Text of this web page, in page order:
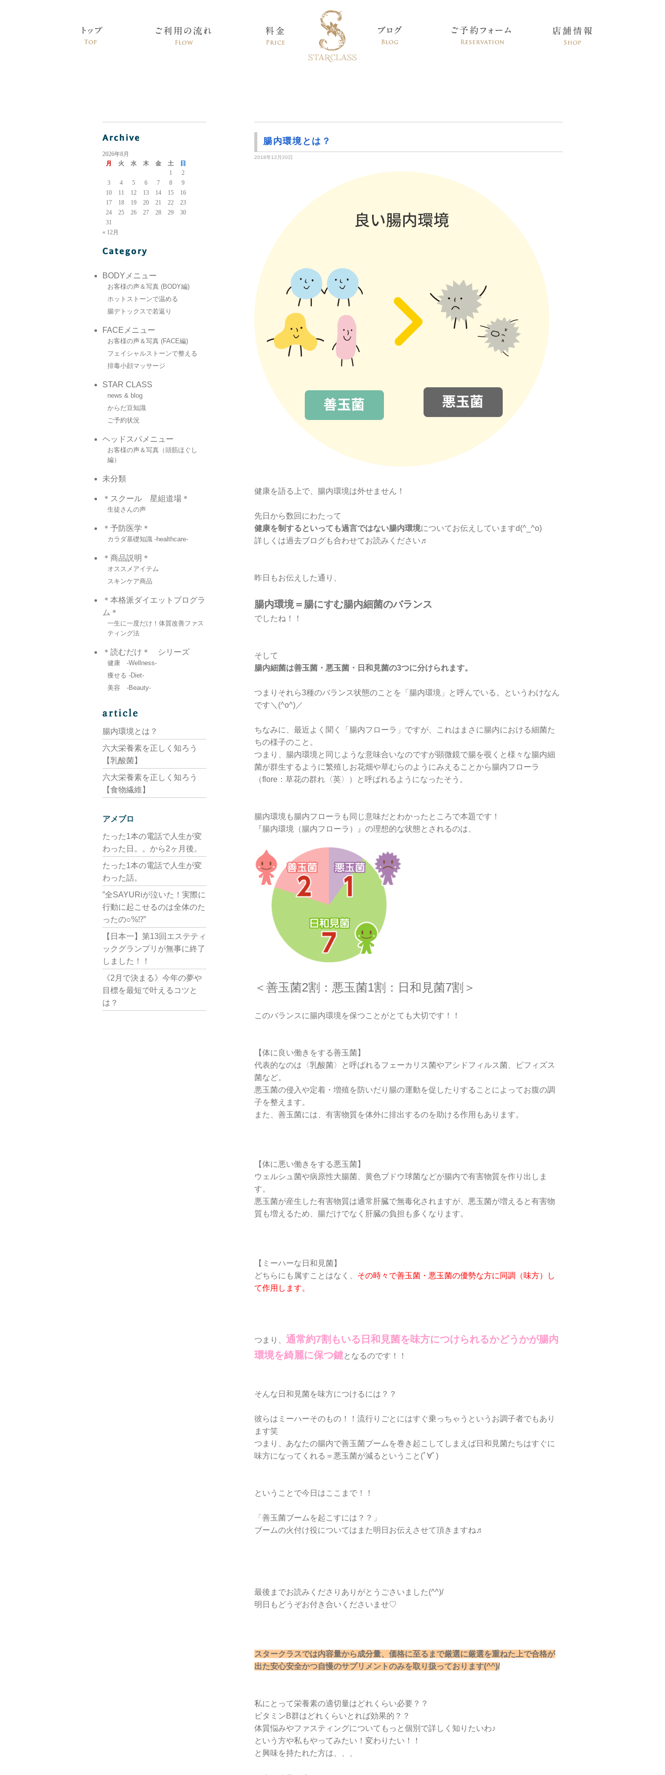
腸内環境とは？
2018年12月20日
健康を語る上で、腸内環境は外せません！
先日から数回にわたって
健康を制するといっても過言ではない腸内環境についてお伝えしていますd(^_^o)
詳しくは過去ブログも合わせてお読みください♬
昨日もお伝えした通り、
腸内環境＝腸にすむ腸内細菌のバランス
でしたね！！
そして
腸内細菌は善玉菌・悪玉菌・日和見菌の3つに分けられます。
つまりそれら3種のバランス状態のことを「腸内環境」と呼んでいる。というわけなん
です＼(^o^)／
ちなみに、最近よく聞く「腸内フローラ」ですが、これはまさに腸内における細菌た
ちの様子のこと。
つまり、腸内環境と同じような意味合いなのですが顕微鏡で腸を覗くと様々な腸内細
菌が群生するように繁殖しお花畑や草むらのようにみえることから腸内フローラ
（flore：草花の群れ〈英〉）と呼ばれるようになったそう。
腸内環境も腸内フローラも同じ意味だとわかったところで本題です！
『腸内環境（腸内フローラ）』の理想的な状態とされるのは、
＜善玉菌2割：悪玉菌1割：日和見菌7割＞
このバランスに腸内環境を保つことがとても大切です！！
【体に良い働きをする善玉菌】
代表的なのは〈乳酸菌〉と呼ばれるフェーカリス菌やアシドフィルス菌、ビフィズス
菌など。
悪玉菌の侵入や定着・増殖を防いだり腸の運動を促したりすることによってお腹の調
子を整えます。
また、善玉菌には、有害物質を体外に排出するのを助ける作用もあります。
【体に悪い働きをする悪玉菌】
ウェルシュ菌や病原性大腸菌、黄色ブドウ球菌などが腸内で有害物質を作り出しま
す。
悪玉菌が産生した有害物質は通常肝臓で無毒化されますが、悪玉菌が増えると有害物
質も増えるため、腸だけでなく肝臓の負担も多くなります。
【ミーハーな日和見菌】
どちらにも属すことはなく、 その時々で善玉菌・悪玉菌の優勢な方に同調（味方）し
て作用します。
つまり、通常約7割もいる日和見菌を味方につけられるかどうかが腸内
環境を綺麗に保つ鍵となるのです！！
そんな日和見菌を味方につけるには？？
彼らはミーハーそのもの！！流行りごとにはすぐ乗っちゃうというお調子者でもあり
ます笑
つまり、あなたの腸内で善玉菌ブームを巻き起こしてしまえば日和見菌たちはすぐに
味方になってくれる＝悪玉菌が減るということ(ﾟ∀ﾟ)
ということで今日はここまで！！
「善玉菌ブームを起こすには？？」
ブームの火付け役についてはまた明日お伝えさせて頂きますね♬
最後までお読みくださりありがとうごさいました(^^)/
明日もどうぞお付き合いくださいませ♡
スタークラスでは内容量から成分量、価格に至るまで厳選に厳選を重ねた上で合格が
出た安心安全かつ自慢のサプリメントのみを取り扱っております(^^)/
私にとって栄養素の適切量はどれくらい必要？？
ビタミンB群はどれくらいとれば効果的？？
体質悩みやファスティングについてもっと個別で詳しく知りたいわ♪
という方や私もやってみたい！変わりたい！！
と興味を持たれた方は、、、
2026年8月
月
火 水 木 金 土
日
1
2
3
4 5 6 7 8
9
10
11 12 13 14 15
16
17
18 19 20 21 22
23
24
25 26 27 28 29
30
31
« 12月
BODYメニュー
お客様の声＆写真 (BODY編)
ホットストーンで温める
腸デトックスで若返り
FACEメニュー
お客様の声＆写真 (FACE編)
フェイシャルストーンで整える
排毒小顔マッサージ
STAR CLASS
news & blog
からだ豆知識
ご予約状況
ヘッドスパメニュー
お客様の声＆写真（頭筋ほぐし
編）
未分類
＊スクール 星組道場＊
生徒さんの声
＊予防医学＊
カラダ基礎知識 -healthcare-
＊商品説明＊
オススメアイテム
スキンケア商品
＊本格派ダイエットプログラ
ム＊
一生に一度だけ！体質改善ファス
ティング法
＊読むだけ＊ シリーズ
健康 -Wellness-
痩せる -Diet-
美容 -Beauty-
腸内環境とは？
六大栄養素を正しく知ろう
【乳酸菌】
六大栄養素を正しく知ろう
【食物繊維】
アメブロ
たった1本の電話で人生が変
わった日。。から2ヶ月後。
たった1本の電話で人生が変
わった話。
”全SAYURiが泣いた！実際に
行動に起こせるのは全体のた
ったの○%⁉︎”
【日本一】第13回エステティ
ックグランプリが無事に終了
しました！！
《2月で決まる》今年の夢や
目標を最短で叶えるコツと
は？